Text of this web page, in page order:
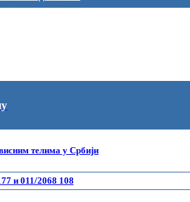
телима у Србији
и 011/2068 108